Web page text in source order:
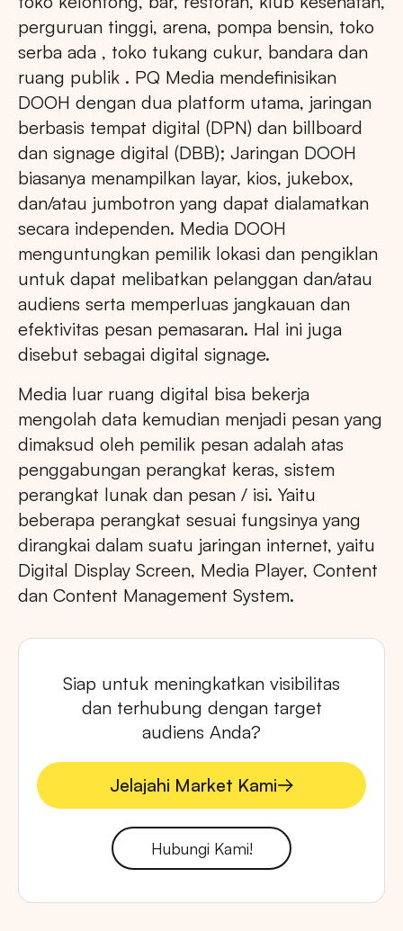
perguruan tinggi, arena, pompa bensin, toko
serba ada , toko tukang cukur, bandara dan
ruang publik . PQ Media mendefinisikan
DOOH dengan dua platform utama, jaringan
berbasis tempat digital (DPN) dan billboard
dan signage digital (DBB); Jaringan DOOH
biasanya menampilkan layar, kios, jukebox,
dan/atau jumbotron yang dapat dialamatkan
secara independen. Media DOOH
menguntungkan pemilik lokasi dan pengiklan
untuk dapat melibatkan pelanggan dan/atau
audiens serta memperluas jangkauan dan
efektivitas pesan pemasaran. Hal ini juga
disebut sebagai digital signage.
Media luar ruang digital bisa bekerja
mengolah data kemudian menjadi pesan yang
dimaksud oleh pemilik pesan adalah atas
penggabungan perangkat keras, sistem
perangkat lunak dan pesan / isi. Yaitu
beberapa perangkat sesuai fungsinya yang
dirangkai dalam suatu jaringan internet, yaitu
Digital Display Screen, Media Player, Content
dan Content Management System.
Siap untuk meningkatkan visibilitas
dan terhubung dengan target
audiens Anda?
Jelajahi Market Kami
Jelajahi Market Kami
Hubungi Kami!